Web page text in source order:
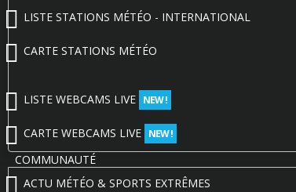
LISTE STATIONS MÉTÉO - INTERNATIONAL
CARTE STATIONS MÉTÉO
LISTE WEBCAMS LIVE NEW !
CARTE WEBCAMS LIVE NEW !
COMMUNAUTÉ
ACTU MÉTÉO & SPORTS EXTRÊMES